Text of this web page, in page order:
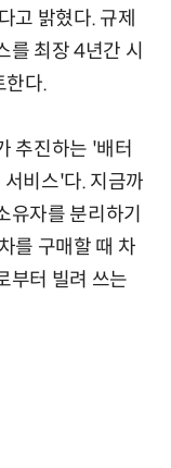
고 밝혔다. 규제
를 최장 4년간 시
한다.
추진하는 '배터
비스'다. 지금까
유자를 분리하기
를 구매할 때 차
부터 빌려 쓰는